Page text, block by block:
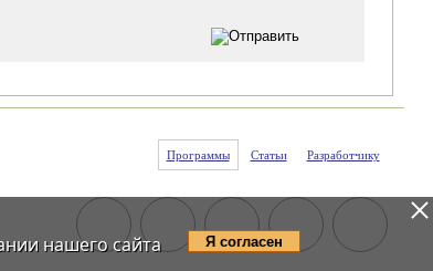
Программы Статьи Разработчику
нашего сайта